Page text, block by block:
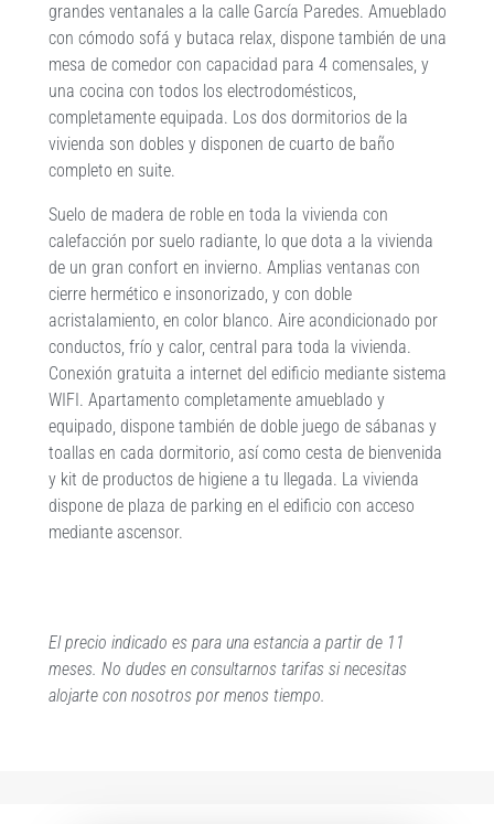
grandes ventanales a la calle García Paredes. Amueblado
con cómodo sofá y butaca relax, dispone también de una
mesa de comedor con capacidad para 4 comensales, y
una cocina con todos los electrodomésticos,
completamente equipada. Los dos dormitorios de la
vivienda son dobles y disponen de cuarto de baño
completo en suite.
Suelo de madera de roble en toda la vivienda con
calefacción por suelo radiante, lo que dota a la vivienda
de un gran confort en invierno. Amplias ventanas con
cierre hermético e insonorizado, y con doble
acristalamiento, en color blanco. Aire acondicionado por
conductos, frío y calor, central para toda la vivienda.
Conexión gratuita a internet del edificio mediante sistema
WIFI. Apartamento completamente amueblado y
equipado, dispone también de doble juego de sábanas y
toallas en cada dormitorio, así como cesta de bienvenida
y kit de productos de higiene a tu llegada. La vivienda
dispone de plaza de parking en el edificio con acceso
mediante ascensor.
El precio indicado es para una estancia a partir de 11
meses. No dudes en consultarnos tarifas si necesitas
alojarte con nosotros por menos tiempo.